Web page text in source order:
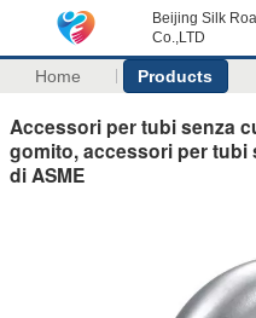
Beijing Silk
Co.,LTD
Home Products
Accessori per tubi senza
gomito, accessori per tubi
di ASME